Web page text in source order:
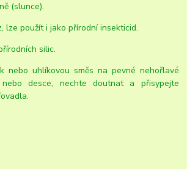
(slunce).
lze použít i jako přírodní insekticid.
silic.
nebo uhlíkovou směs na pevné nehořlavé
nebo desce, nechte doutnat a přisypejte